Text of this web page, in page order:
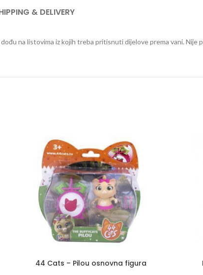
& DELIVERY
na listovima iz kojih treba pritisnuti dijelove prema vani. Nije
44 Cats – Pilou osnovna figura